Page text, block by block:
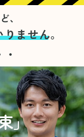
、
ません。
・
」